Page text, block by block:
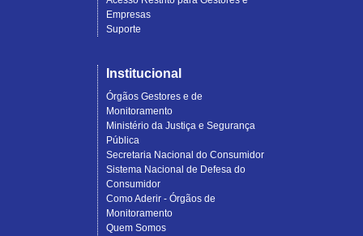
Empresas
Suporte
Institucional
Órgãos Gestores e de
Monitoramento
Ministério da Justiça e Segurança
Pública
Secretaria Nacional do Consumidor
Sistema Nacional de Defesa do
Consumidor
Como Aderir - Órgãos de
Monitoramento
Quem Somos